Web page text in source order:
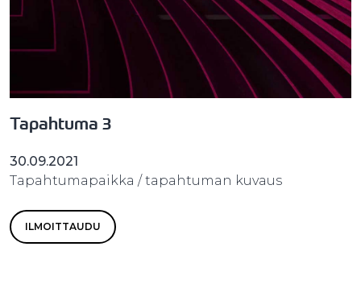
Tapahtuma 3
30.09.2021
Tapahtumapaikka / tapahtuman kuvaus
ILMOITTAUDU